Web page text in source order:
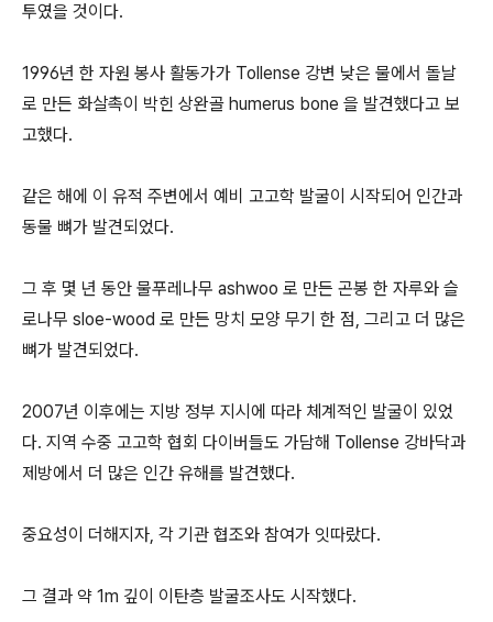
투였을 것이다.
1996년 한 자원 봉사 활동가가 Tollense 강변 낮은 물에서 돌날
로 만든 화살촉이 박힌 상완골 humerus bone 을 발견했다고 보
고했다.
같은 해에 이 유적 주변에서 예비 고고학 발굴이 시작되어 인간과
동물 뼈가 발견되었다.
그 후 몇 년 동안 물푸레나무 ashwoo 로 만든 곤봉 한 자루와 슬
로나무 sloe-wood 로 만든 망치 모양 무기 한 점, 그리고 더 많은
뼈가 발견되었다.
2007년 이후에는 지방 정부 지시에 따라 체계적인 발굴이 있었
다. 지역 수중 고고학 협회 다이버들도 가담해 Tollense 강바닥과
제방에서 더 많은 인간 유해를 발견했다.
중요성이 더해지자, 각 기관 협조와 참여가 잇따랐다.
그 결과 약 1m 깊이 이탄층 발굴조사도 시작했다.